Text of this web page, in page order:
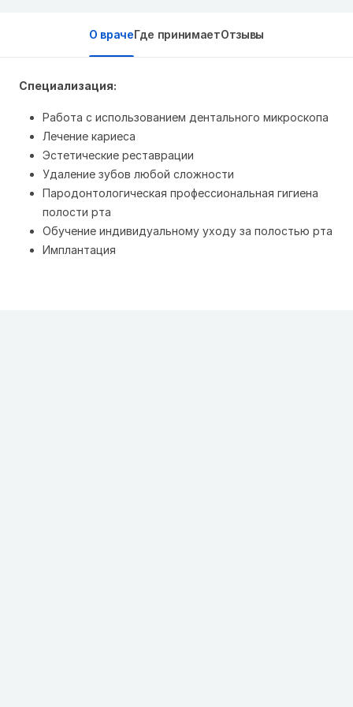
О врачеГде принимаетОтзывы
Специализация:
Работа с использованием дентального микроскопа
Лечение кариеса
Эстетические реставрации
Удаление зубов любой сложности
Пародонтологическая профессиональная гигиена
полости рта
Обучение индивидуальному уходу за полостью рта
Имплантация